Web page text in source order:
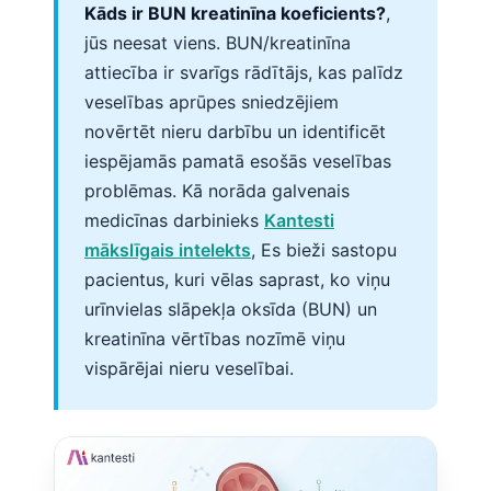
Kāds ir BUN kreatinīna koeficients?,
jūs neesat viens. BUN/kreatinīna
attiecība ir svarīgs rādītājs, kas palīdz
veselības aprūpes sniedzējiem
novērtēt nieru darbību un identificēt
iespējamās pamatā esošās veselības
problēmas. Kā norāda galvenais
medicīnas darbinieks Kantesti
mākslīgais intelekts, Es bieži sastopu
pacientus, kuri vēlas saprast, ko viņu
urīnvielas slāpekļa oksīda (BUN) un
kreatinīna vērtības nozīmē viņu
vispārējai nieru veselībai.